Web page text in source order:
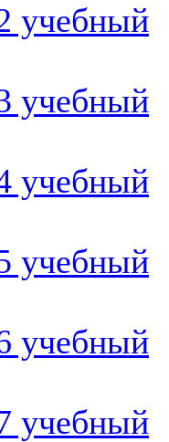
учебный
учебный
учебный
учебный
учебный
учебный